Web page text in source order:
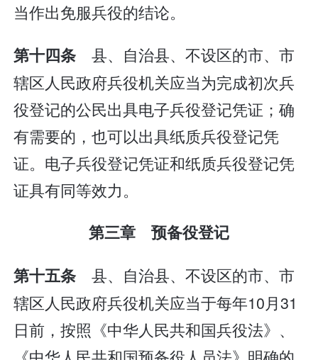
当作出免服兵役的结论。
第十四条县、自治县、不设区的市、市
辖区人民政府兵役机关应当为完成初次兵
役登记的公民出具电子兵役登记凭证；确
有需要的，也可以出具纸质兵役登记凭
证。电子兵役登记凭证和纸质兵役登记凭
证具有同等效力。
第三章 预备役登记
第十五条县、自治县、不设区的市、市
辖区人民政府兵役机关应当于每年10月31
日前，按照《中华人民共和国兵役法》、